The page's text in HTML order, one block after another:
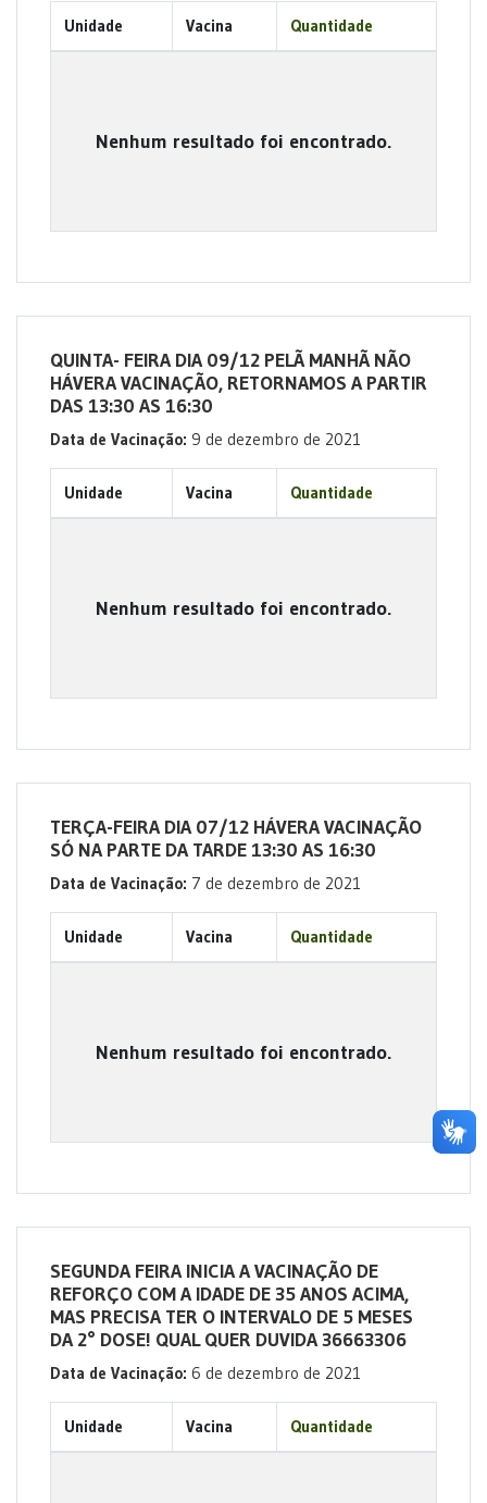
Unidade Vacina Quantidade
Nenhum resultado foi encontrado.
QUINTA- FEIRA DIA 09/12 PELÃ MANHÃ NÃO
HÁVERA VACINAÇÃO, RETORNAMOS A PARTIR
DAS 13:30 AS 16:30
Data de Vacinação: 9 de dezembro de 2021
Unidade Vacina Quantidade
Nenhum resultado foi encontrado.
TERÇA-FEIRA DIA 07/12 HÁVERA VACINAÇÃO
SÓ NA PARTE DA TARDE 13:30 AS 16:30
Data de Vacinação: 7 de dezembro de 2021
Unidade Vacina Quantidade
Nenhum resultado foi encontrado.
SEGUNDA FEIRA INICIA A VACINAÇÃO DE
REFORÇO COM A IDADE DE 35 ANOS ACIMA,
MAS PRECISA TER O INTERVALO DE 5 MESES
DA 2° DOSE! QUAL QUER DUVIDA 36663306
Data de Vacinação: 6 de dezembro de 2021
Unidade Vacina Quantidade